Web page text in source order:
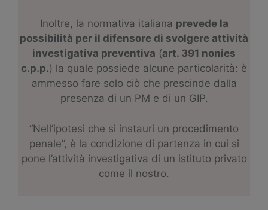
Inoltre, la normativa italiana prevede la
possibilità per il difensore di svolgere attività
investigativa preventiva (art. 391 nonies
c.p.p.) la quale possiede alcune particolarità: è
ammesso fare solo ciò che prescinde dalla
presenza di un PM e di un GIP.
“Nell’ipotesi che si instauri un procedimento
penale”, è la condizione di partenza in cui si
pone l’attività investigativa di un istituto privato
come il nostro.